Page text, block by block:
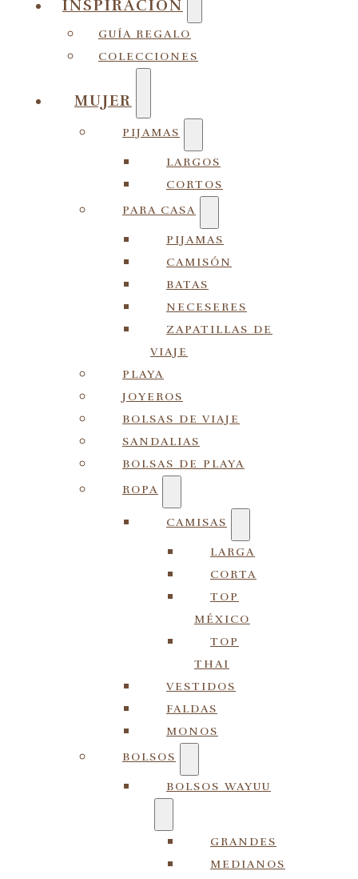
INSPIRACIÓN
GUÍA REGALO
COLECCIONES
MUJER
PIJAMAS
LARGOS
CORTOS
PARA CASA
PIJAMAS
CAMISÓN
BATAS
NECESERES
ZAPATILLAS DE
VIAJE
PLAYA
JOYEROS
BOLSAS DE VIAJE
SANDALIAS
BOLSAS DE PLAYA
ROPA
CAMISAS
LARGA
CORTA
TOP
MÉXICO
TOP
THAI
VESTIDOS
FALDAS
MONOS
BOLSOS
BOLSOS WAYUU
GRANDES
MEDIANOS